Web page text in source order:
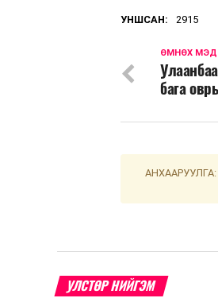
УНШСАН: 2915
ӨМНӨХ
бага
АНХААРУУЛГА:
УЛСТӨР НИЙГЭМ